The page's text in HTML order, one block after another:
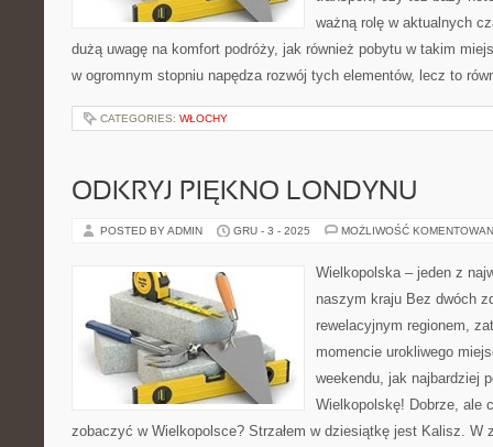
ważną rolę w aktualnych
dużą uwagę na komfort podróży, jak również pobytu w takim
w ogromnym stopniu napędza rozwój tych elementów, lecz to
CATEGORIES: WŁOCHY
ODKRYJ PIĘKNO LONDYNU
POSTED BY ADMIN GRU - 3 - 2025 MOŻLIWOŚĆ
Wielkopolska – jeden z
naszym kraju Bez dwóch
rewelacyjnym regionem,
momencie urokliwego
weekendu, jak najbardziej
Wielkopolskę! Dobrze, ale
zobaczyć w Wielkopolsce? Strzałem w dziesiątkę jest Kalisz. W